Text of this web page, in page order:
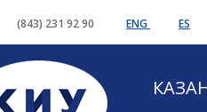
(843) 231 92 90 ENG ES